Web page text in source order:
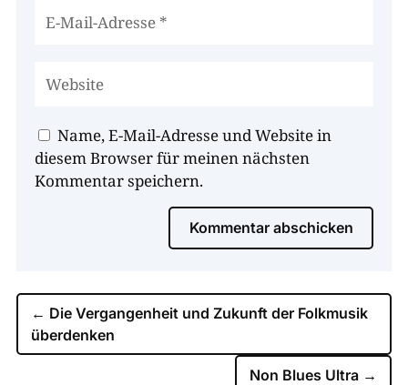
Name, E-Mail-Adresse und Website in
diesem Browser für meinen nächsten
Kommentar speichern.
Kommentar abschicken
← Die Vergangenheit und Zukunft der Folkmusik
überdenken
Non Blues Ultra →